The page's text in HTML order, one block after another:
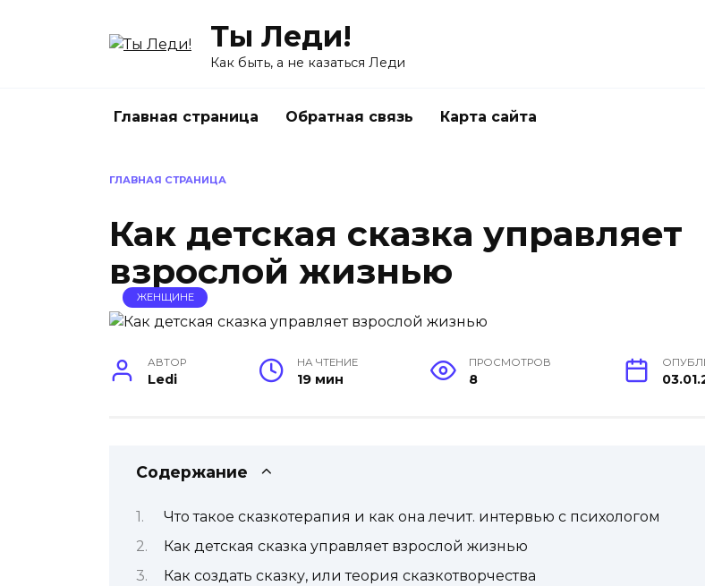
Ты Леди!
Как быть, а не казаться Леди
Главная страница Обратная связь Карта сайта
ГЛАВНАЯ СТРАНИЦА
Как детская сказка управляет
взрослой жизнью
ЖЕНЩИНЕ
АВТОР
Ledi
НА ЧТЕНИЕ
19 мин
ПРОСМОТРОВ
8
Содержание
Что такое сказкотерапия и как она лечит. интервью с психологом
Как детская сказка управляет взрослой жизнью
Как создать сказку, или теория сказкотворчества